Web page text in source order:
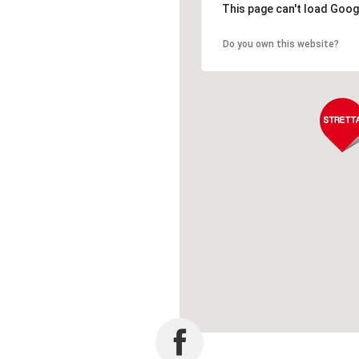
This page can't load
Do you own this website?